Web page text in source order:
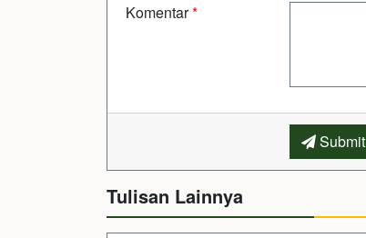
Komentar*
Submit
Tulisan Lainnya